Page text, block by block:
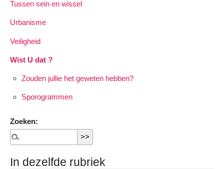
Tussen sein en wissel
Urbanisme
Veiligheid
Wist U dat ?
Zouden jullie het geweten hebben?
Sporogrammen
Zoeken:
In dezelfde rubriek